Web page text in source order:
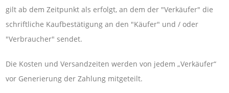
gilt ab dem Zeitpunkt als erfolgt, an dem der "Verkäufer" die
schriftliche Kaufbestätigung an den "Käufer" und / oder
"Verbraucher" sendet.
Die Kosten und Versandzeiten werden von jedem „Verkäufer“
vor Generierung der Zahlung mitgeteilt.